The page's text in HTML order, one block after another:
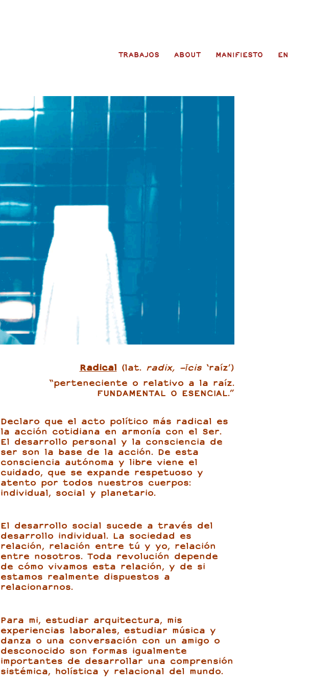
TRABAJOS ABOUT MANIFIESTO EN
Radical (lat. radix, -īcis‘raíz’)
“perteneciente o relativo a la raíz.
FUNDAMENTAL O ESENCIAL.”
Declaro que el acto político más radical es
la acción cotidiana en armonía con el Ser.
El desarrollo personal y la consciencia de
ser son la base de la acción. De esta
consciencia autónoma y libre viene el
cuidado, que se expande respetuoso y
atento por todos nuestros cuerpos:
individual, social y planetario.
El desarrollo social sucede a través del
desarrollo individual. La sociedad es
relación, relación entre tú y yo, relación
entre nosotros. Toda revolución depende
de cómo vivamos esta relación, y de si
estamos realmente dispuestos a
relacionarnos.
Para mi, estudiar arquitectura, mis
experiencias laborales, estudiar música y
danza o una conversación con un amigo o
desconocido son formas igualmente
importantes de desarrollar una comprensión
sistémica, holística y relacional del mundo.